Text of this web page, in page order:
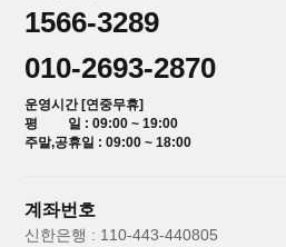
1566-3289
010-2693-2870
운영시간 [연중무휴]
평 일 : 09:00 ~ 19:00
주말,공휴일 : 09:00 ~ 18:00
계좌번호
신한은행 : 110-443-440805